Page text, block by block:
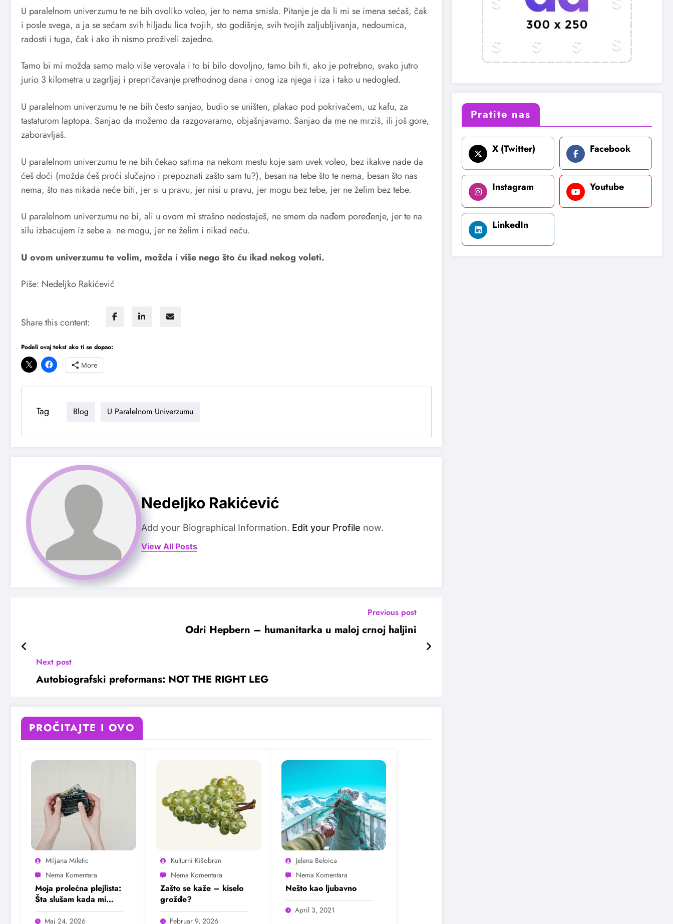
U paralelnom univerzumu te ne bih ovoliko voleo, jer to nema smisla. Pitanje je da li mi se imena sećaš, čak
i posle svega, a ja se sećam svih hiljadu lica tvojih, sto godišnje, svih tvojih zaljubljivanja, nedoumica,
radosti i tuga, čak i ako ih nismo proživeli zajedno.
Tamo bi mi možda samo malo više verovala i to bi bilo dovoljno, tamo bih ti, ako je potrebno, svako jutro
jurio 3 kilometra u zagrljaj i prepričavanje prethodnog dana i onog iza njega i iza i tako u nedogled.
U paralelnom univerzumu te ne bih često sanjao, budio se uništen, plakao pod pokrivačem, uz kafu, za
tastaturom laptopa. Sanjao da možemo da razgovaramo, objašnjavamo. Sanjao da me ne mrziš, ili još gore,
zaboravljaš.
U paralelnom univerzumu te ne bih čekao satima na nekom mestu koje sam uvek voleo, bez ikakve nade da
ćeš doći (možda ćeš proći slučajno i prepoznati zašto sam tu?), besan na tebe što te nema, besan što nas
nema, što nas nikada neće biti, jer si u pravu, jer nisi u pravu, jer mogu bez tebe, jer ne želim bez tebe.
U paralelnom univerzumu ne bi, ali u ovom mi strašno nedostaješ, ne smem da nađem poređenje, jer te na
silu izbacujem iz sebe a ne mogu, jer ne želim i nikad neću.
U ovom univerzumu te volim, možda i više nego što ću ikad nekog voleti.
Piše: Nedeljko Rakićević
Share this content:
Podeli ovaj tekst ako ti se dopao:
More
Tag Blog U Paralelnom Univerzumu
Nedeljko Rakićević
Add your Biographical Information. Edit your Profile now.
View All Posts
Previous post
Odri Hepbern – humanitarka u maloj crnoj haljini
Next post
Autobiografski preformans: NOT THE RIGHT LEG
PROČITAJTE I OVO
Miljana Miletic
Moja prolećna plejlista:
Šta slušam kada mi
treba mir
Maj 24, 2026
Kulturni Kišobran
Zašto se kaže – kiselo
grožđe?
Februar 9, 2026
Jelena Beloica
Nešto kao ljubavno
April 3, 2021
Pratite nas
X (Twitter) Facebook
Instagram Youtube
LinkedIn